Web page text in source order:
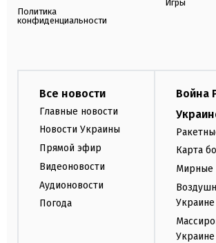
Политика
конфиденциальности
Игры
Все новости
Главные новости
Новости Украины
Прямой эфир
Видеоновости
Аудионовости
Погода
Война
Карта
Мирные
Украине
Украине